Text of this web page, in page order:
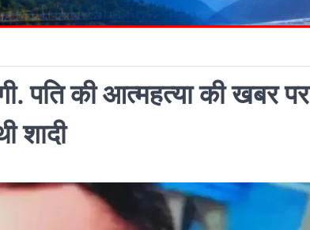
पति की आत्महत्या की खबर पर
शादी